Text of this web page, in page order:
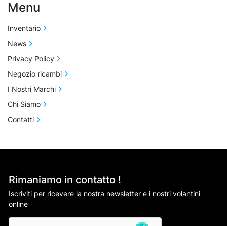
Rimaniamo in contatto !
Iscriviti per ricevere la nostra newsletter e i nostri volantini
online
Menu
Inventario
News
Privacy Policy
Negozio ricambi
I Nostri Marchi
Chi Siamo
Contatti